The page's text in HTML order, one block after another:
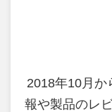
2018年10月か
報や製品のレ